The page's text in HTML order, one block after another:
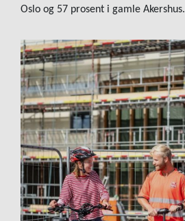
Oslo og 57 prosent i gamle Akershus.